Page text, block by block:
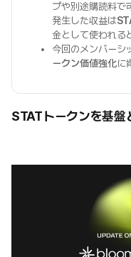
プや別途購読料で
発生した収益は
金として使われる
今回のメンバーシ
ークン価値強化に
STATトークンを基盤